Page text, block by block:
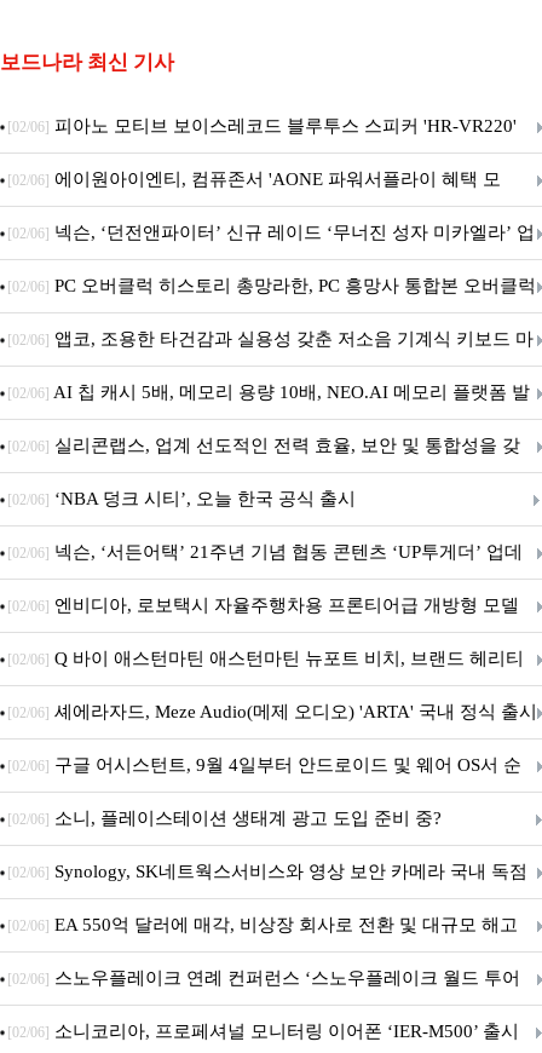
보드나라 최신 기사
[02/06] 피아노 모티브 보이스레코드 블루투스 스피커 'HR-VR220'
출시
[02/06] 에이원아이엔티, 컴퓨존서 'AONE 파워서플라이 혜택 모
음.ZIP' 이벤트 진행
[02/06] 넥슨, ‘던전앤파이터’ 신규 레이드 ‘무너진 성자 미카엘라’ 업
데이트!
[02/06] PC 오버클럭 히스토리 총망라한, PC 흥망사 통합본 오버클럭
특집(1-4편)
[02/06] 앱코, 조용한 타건감과 실용성 갖춘 저소음 기계식 키보드 마
우스 세트 'KM580' 출시
[02/06] AI 칩 캐시 5배, 메모리 용량 10배, NEO.AI 메모리 플랫폼 발
표
[02/06] 실리콘랩스, 업계 선도적인 전력 효율, 보안 및 통합성을 갖
춘 초저전력 블루투스 LE SoC ‘BG2B’ 공개
[02/06] ‘NBA 덩크 시티’, 오늘 한국 공식 출시
[02/06] 넥슨, ‘서든어택’ 21주년 기념 협동 콘텐츠 ‘UP투게더’ 업데
이트
[02/06] 엔비디아, 로보택시 자율주행차용 프론티어급 개방형 모델
‘알파마요 2 슈퍼’ 상업적 이용 가능
[02/06] Q 바이 애스턴마틴 애스턴마틴 뉴포트 비치, 브랜드 헤리티
지 담은 ‘헤리티지 에디션 컬렉션’ 공개
[02/06] 셰에라자드, Meze Audio(메제 오디오) 'ARTA' 국내 정식 출시
[02/06] 구글 어시스턴트, 9월 4일부터 안드로이드 및 웨어 OS서 순
차 서비스 종료
[02/06] 소니, 플레이스테이션 생태계 광고 도입 준비 중?
[02/06] Synology, SK네트웍스서비스와 영상 보안 카메라 국내 독점
판매 파트너십 체결
[02/06] EA 550억 달러에 매각, 비상장 회사로 전환 및 대규모 해고
전망
[02/06] 스노우플레이크 연례 컨퍼런스 ‘스노우플레이크 월드 투어
서울’ 개최
[02/06] 소니코리아, 프로페셔널 모니터링 이어폰 ‘IER-M500’ 출시